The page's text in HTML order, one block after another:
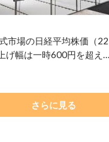
市場の日経平均株価（
げ幅は一時600円を超え
さらに見る